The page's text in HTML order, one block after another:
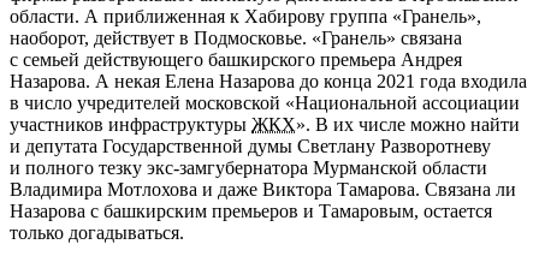
области. А приближенная к Хабирову группа «Гранель»,
наоборот, действует в Подмосковье. «Гранель» связана
с семьей действующего башкирского премьера Андрея
Назарова. А некая Елена Назарова до конца 2021 года входила
в число учредителей московской «Национальной ассоциации
участников инфраструктуры ЖКХ». В их числе можно найти
и депутата Государственной думы Светлану Разворотневу
и полного тезку экс-замгубернатора Мурманской области
Владимира Мотлохова и даже Виктора Тамарова. Связана ли
Назарова с башкирским премьеров и Тамаровым, остается
только догадываться.